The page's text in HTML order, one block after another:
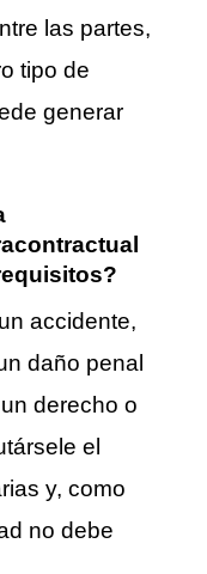
las partes,
tipo de
generar
accidente,
daño penal
derecho o
el
y, como
no debe